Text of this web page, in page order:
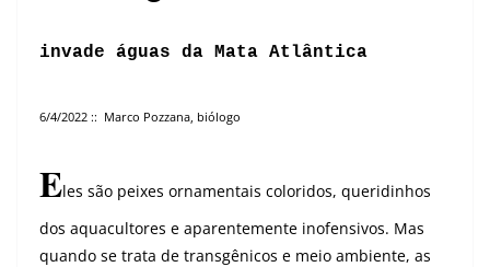
invade águas da Mata Atlântica
6/4/2022 :: Marco Pozzana, biólogo
Eles são peixes ornamentais coloridos, queridinhos
dos aquacultores e aparentemente inofensivos. Mas
quando se trata de transgênicos e meio ambiente, as